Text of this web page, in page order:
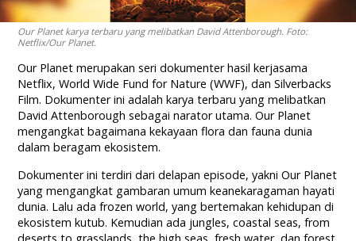
Our Planet karya terbaru yang melibatkan David Attenborough. Foto:
Netflix/Our Planet.
Our Planet merupakan seri dokumenter hasil kerjasama
Netflix, World Wide Fund for Nature (WWF), dan Silverbacks
Film. Dokumenter ini adalah karya terbaru yang melibatkan
David Attenborough sebagai narator utama. Our Planet
mengangkat bagaimana kekayaan flora dan fauna dunia
dalam beragam ekosistem.
Dokumenter ini terdiri dari delapan episode, yakni Our Planet
yang mengangkat gambaran umum keanekaragaman hayati
dunia. Lalu ada frozen world, yang bertemakan kehidupan di
ekosistem kutub. Kemudian ada jungles, coastal seas, from